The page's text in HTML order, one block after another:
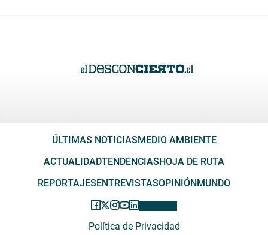
ÚLTIMAS NOTICIAS MEDIO AMBIENTE
ACTUALIDADTENDENCIAS HOJA DE RUTA
REPORTAJES ENTREVISTASOPINIÓN MUNDO
Política de Privacidad